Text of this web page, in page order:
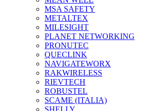
MSA SAFETY
METALTEX
MILESIGHT
PLANET NETWORKING
PRONUTEC
QUECLINK
NAVIGATEWORX
RAKWIRELESS
RIEVTECH
ROBUSTEL
SCAME (ITALIA)
SHELLY